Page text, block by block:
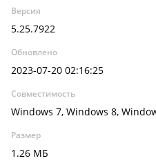
Версия
5.25.7922
Обновлено
2023-07-20 02:16:25
Совместимость
Windows 7, Windows 8,
Размер
1.26 МБ